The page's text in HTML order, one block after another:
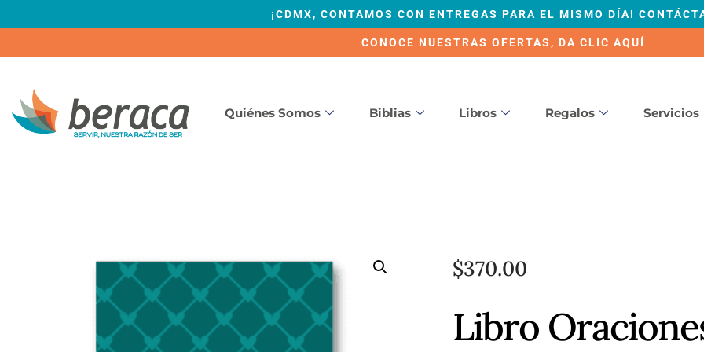
¡CDMX, CONTAMOS CON ENTREGAS PARA EL MISMO DÍA!
CONOCE NUESTRAS OFERTAS, DA CLIC AQUÍ
Quiénes Somos Biblias Libros Regalos Servicios
$370.00
Libro